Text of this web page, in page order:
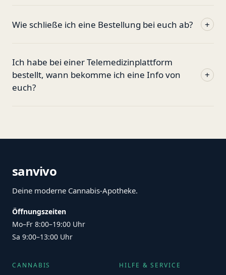
Wie schließe ich eine Bestellung bei euch ab? +
Ich habe bei einer Telemedizinplattform
bestellt, wann bekomme ich eine Info von
euch?
+
sanvivo
Deine moderne Cannabis-Apotheke.
Öffnungszeiten
Mo–Fr 8:00–19:00 Uhr
Sa 9:00–13:00 Uhr
CANNABIS HILFE & SERVICE